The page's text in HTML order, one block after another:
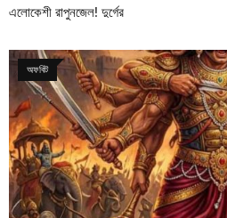
এলোকেশী রাপুনজেল! দুর্গের
অফবিট